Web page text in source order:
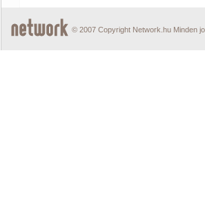
© 2007 Copyright Network.hu Minden